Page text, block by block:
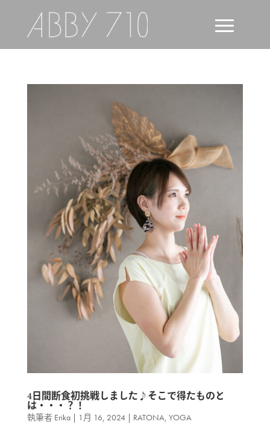
4日間断食初挑戦しました♪そこで得たものと
は・・・？！
執筆者 Erika| 1月 16, 2024| RATONA, YOGA